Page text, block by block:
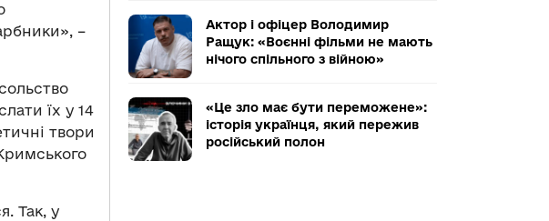
–
їх у 14
твори
Так, у
Актор і офіцер Володимир
Ращук: «Воєнні фільми не мають
нічого спільного з війною»
«Це зло має бути переможене»:
історія українця, який пережив
російський полон